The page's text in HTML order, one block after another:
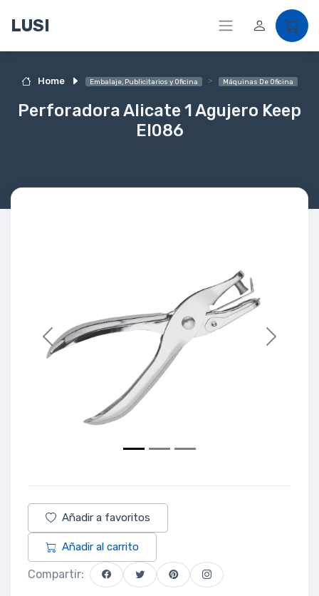
LUSI
Home Embalaje, Publicitarios y Oficina Máquinas De Oficina
Perforadora Alicate 1 Agujero Keep
EI086
Previous Next
Añadir a favoritos
Añadir al carrito
Compartir: